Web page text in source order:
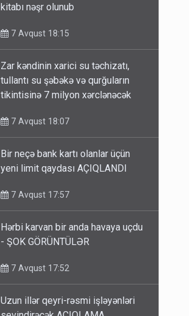
kitabı nəşr olunub
7 Avqust 18:15
Zar kəndinin xarici su təchizatı,
tullantı su şəbəkə və qurğuların
tikintisinə 7 milyon xərclənəcək
7 Avqust 18:07
Bir neçə bank kartı olanlar üçün
yeni limit qaydası AÇIQLANDI
7 Avqust 17:57
Hərbi karvan bir anda havaya uçdu
- ŞOK GÖRÜNTÜLƏR
7 Avqust 17:52
Uzun illər qeyri-rəsmi işləyənləri